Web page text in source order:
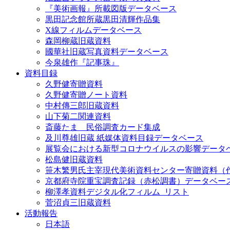
『美術画報』所載図版データベース
黒田記念館所蔵黒田清輝作品集
X線フィルムデータベース
森岡柳蔵旧蔵資料
國華社旧蔵写真資料データベース
今泉雄作『記事珠』
資料目録
久野健寄贈資料
久野健寄贈ノート資料
中村傳三郎旧蔵資料
山下菊二関連資料
斎藤たま 民俗調査カード集成
及川尊雄旧蔵 紙媒体資料目録データベース
展覧会における新型コロナウイルスの影響データ
松島健旧蔵資料
笹木繁男氏主宰現代美術資料センター寄贈資料（
京都府寺院重宝調査記録（赤松調書）データベー
柳澤孝資料デジタル化フィルム_リスト
菅沼貞三旧蔵資料
活動報告
日本語